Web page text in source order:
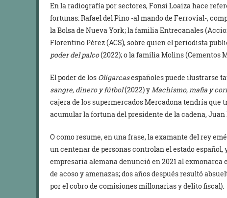
En la radiografía por sectores, Fonsi Loaiza hace
fortunas: Rafael del Pino -al mando de Ferrovial-,
la Bolsa de Nueva York; la familia Entrecanales
Florentino Pérez (ACS), sobre quien el periodista
poder del palco(2022); o la familia Molins (Cementos
El poder de los Oligarcasespañoles puede ilustrarse
sangre, dinero y fútbol(2022) y Machismo, mafia y
cajera de los supermercados Mercadona tendría que
acumular la fortuna del presidente de la cadena, Juan
O como resume, en una frase, la examante del rey
un centenar de personas controlan el estado
empresaria alemana denunció en 2021 al exmonarca
de acoso y amenazas; dos años después resultó
por el cobro de comisiones millonarias y delito fiscal).